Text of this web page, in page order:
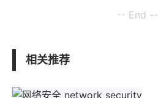
-- End --
相关推荐